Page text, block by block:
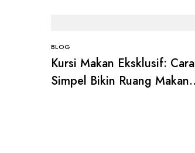
BLOG
Kursi Makan Eksklusif: Cara
Simpel Bikin Ruang Makan